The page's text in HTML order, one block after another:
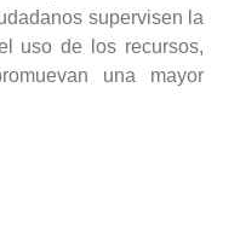
supervisen la
uso de los recursos,
una mayor